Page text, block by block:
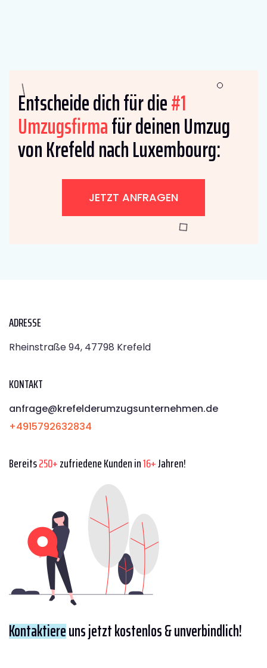
Entscheide dich für die#1
Umzugsfirmafür deinen Umzug
von Krefeld nach Luxembourg:
JETZT ANFRAGEN
ADRESSE
Rheinstraße 94, 47798 Krefeld
KONTAKT
anfrage@krefelderumzugsunternehmen.de
+4915792632834
Bereits250+zufriedene Kunden in16+Jahren!
Kontaktiereuns jetzt kostenlos & unverbindlich!